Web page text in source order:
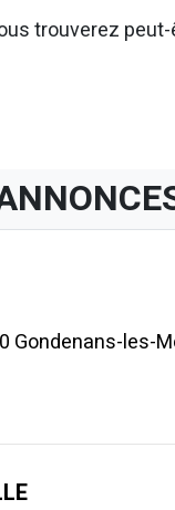
trouverez
Gondenans-les-